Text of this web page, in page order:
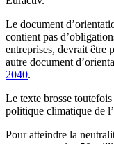
Le document
contient pas
entreprises, devrait être
autre document
2040.
Le texte brosse
politique climatique de
Pour atteindre la